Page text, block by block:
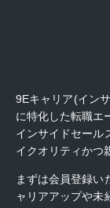
9Eキャリア(イン
に特化した転職エ
インサイドセール
イクオリティかつ
まずは会員登録い
ャリアアップや未